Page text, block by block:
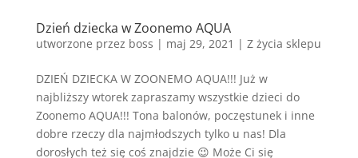
Dzień dziecka w Zoonemo AQUA
utworzone przez boss | maj 29, 2021 | Z życia sklepu
DZIEŃ DZIECKA W ZOONEMO AQUA!!! Już w
najbliższy wtorek zapraszamy wszystkie dzieci do
Zoonemo AQUA!!! Tona balonów, poczęstunek i inne
dobre rzeczy dla najmłodszych tylko u nas! Dla
dorosłych też się coś znajdzie 😉 Może Ci się